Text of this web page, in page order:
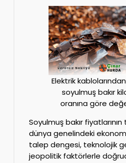
Elektrik
soyulmuş bakır
oranına göre
Soyulmuş bakır
dünya genelindeki
talep dengesi, teknolojik
jeopolitik faktörlerle